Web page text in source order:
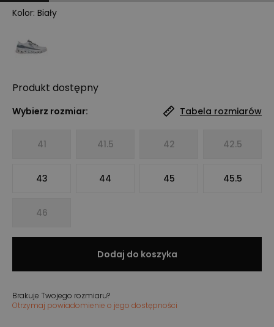
Kolor: Biały
Produkt dostępny
Wybierz rozmiar: Tabela rozmiarów
41 41.5 42 42.5
43 44 45 45.5
46
Dodaj do koszyka
Brakuje Twojego rozmiaru?
Otrzymaj powiadomienie o jego dostępności